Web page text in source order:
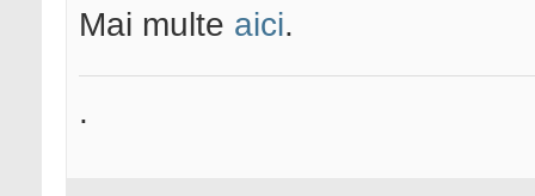
Mai multe aici.
.